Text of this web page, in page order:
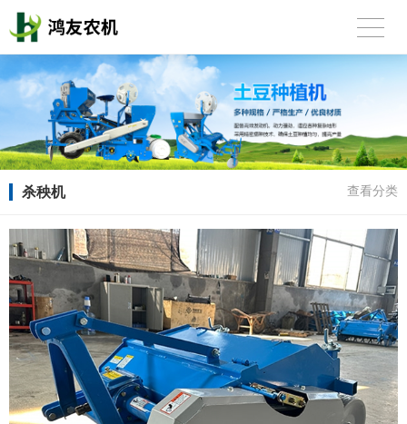
杀秧机 查看分类